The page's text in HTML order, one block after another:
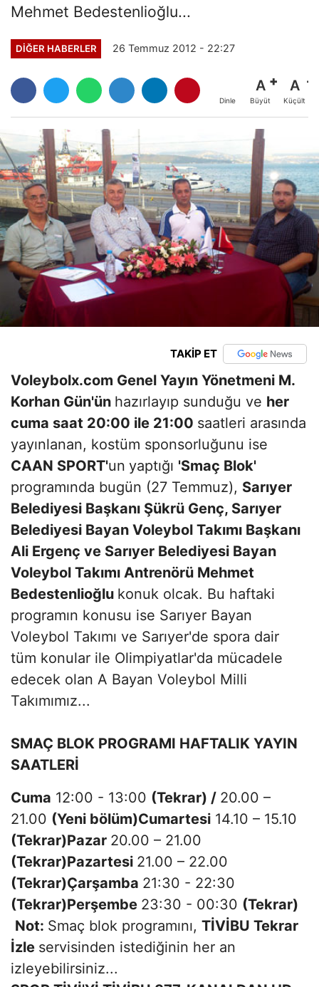
Mehmet Bedestenlioğlu...
DIĞER HABERLER 26 Temmuz 2012 - 22:27
Dinle
A
Büyüt
A
Küçült
TAKİP ET
Voleybolx.com Genel Yayın Yönetmeni M.
Korhan Gün'ün hazırlayıp sunduğu ve her
cuma saat 20:00 ile 21:00 saatleri arasında
yayınlanan, kostüm sponsorluğunu ise
CAAN SPORT'un yaptığı 'Smaç Blok'
programında bugün (27 Temmuz), Sarıyer
Belediyesi Başkanı Şükrü Genç, Sarıyer
Belediyesi Bayan Voleybol Takımı Başkanı
Ali Ergenç ve Sarıyer Belediyesi Bayan
Voleybol Takımı Antrenörü Mehmet
Bedestenlioğlu konuk olcak. Bu haftaki
programın konusu ise Sarıyer Bayan
Voleybol Takımı ve Sarıyer'de spora dair
tüm konular ile Olimpiyatlar'da mücadele
edecek olan A Bayan Voleybol Milli
Takımımız...
SMAÇ BLOK PROGRAMI HAFTALIK YAYIN
SAATLERİ
Cuma 12:00 - 13:00 (Tekrar) / 20.00 –
21.00 (Yeni bölüm)Cumartesi 14.10 – 15.10
(Tekrar)Pazar 20.00 – 21.00
(Tekrar)Pazartesi 21.00 – 22.00
(Tekrar)Çarşamba 21:30 - 22:30
(Tekrar)Perşembe 23:30 - 00:30 (Tekrar)
Not: Smaç blok programını, TİVİBU Tekrar
İzle servisinden istediğinin her an
izleyebilirsiniz...